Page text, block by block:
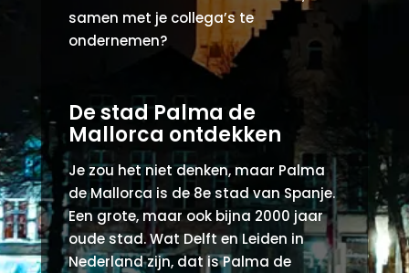
samen met je collega’s te
ondernemen?
De stad Palma de
Mallorca ontdekken
Je zou het niet denken, maar Palma
de Mallorca is de 8e stad van Spanje.
Een grote, maar ook bijna 2000 jaar
oude stad. Wat Delft en Leiden in
Nederland zijn, dat is Palma de